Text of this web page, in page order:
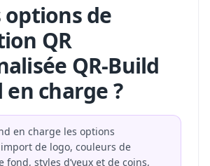
options de
QR
QR-Build
charge ?
en charge les options
de logo, couleurs de
fond, styles d’yeux et de coins,